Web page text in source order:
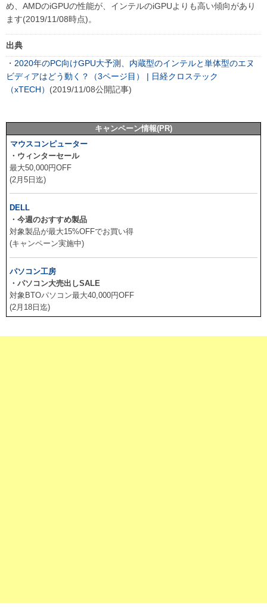
め、AMDのiGPUの性能が、インテルのiGPUよりも高い傾向があり
ます(2019/11/08時点)。
出典
・ 2020年のPC向けGPU大予測、内蔵型のインテルと単体型のエヌ
ビディアはどう動く？（3ページ目） | 日経クロステック
（xTECH） (2019/11/08公開記事)
キャンペーン情報(PR)
マウスコンピューター
・ウィンターセール
最大50,000円OFF
(2月5日迄)
DELL
・今週のおすすめ製品
対象製品が最大15%OFFでお買い得
(キャンペーン実施中)
パソコン工房
・パソコン大売出しSALE
対象BTOパソコン最大40,000円OFF
(2月18日迄)